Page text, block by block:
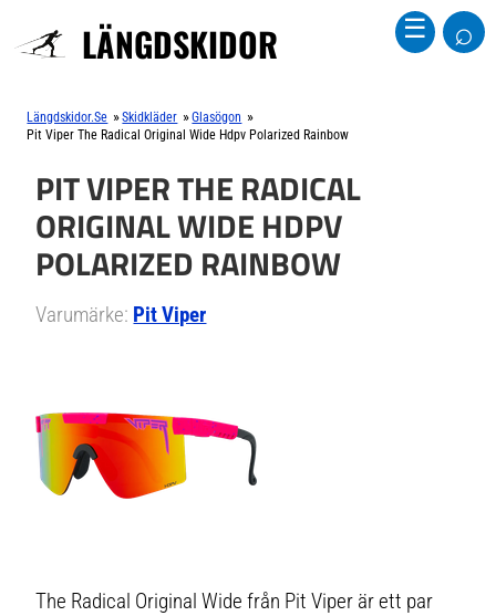
LÄNGDSKIDOR ☰ ⌕
Längdskidor.se »Skidkläder »Glasögon »
Pit Viper The Radical Original Wide Hdpv Polarized Rainbow
PIT VIPER THE RADICAL
ORIGINAL WIDE HDPV
POLARIZED RAINBOW
Varumärke: Pit Viper
The Radical Original Wide från Pit Viper är ett par